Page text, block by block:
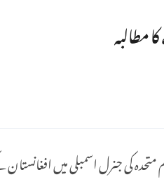
مطالبہ
متحدہ کی جنرل اسمبلی میں